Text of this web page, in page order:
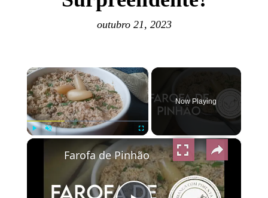
outubro 21, 2023
×
Now Playing
×
Farofa de Pinhão